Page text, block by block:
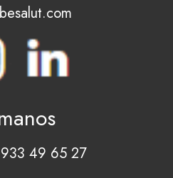
49 65 27